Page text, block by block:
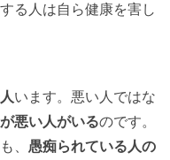
います。悪い人ではな
悪い人がいるのです。
、 愚痴られている人の